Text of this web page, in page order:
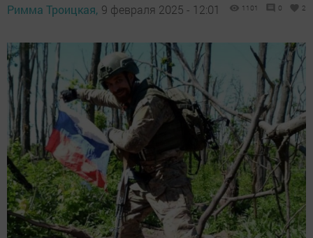
Римма Троицкая, 9 февраля 2025 - 12:01 1101 0 2